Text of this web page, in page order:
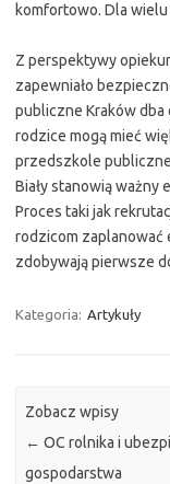
komfortowo. Dla
Z perspektywy
zapewniało
publiczne Kraków
rodzice mogą mieć
przedszkole
Biały stanowią ważny
Proces taki jak
rodzicom zaplanować
zdobywają pierwsze
Kategoria: Artykuły
Zobacz wpisy
← OC rolnika i
gospodarstwa